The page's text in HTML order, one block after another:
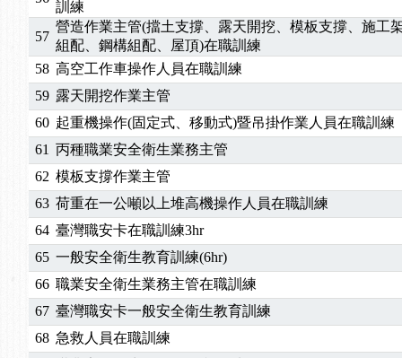
訓練
57
營造作業主管(擋土支撐、露天開挖、模板支撐、施工
組配、鋼構組配、屋頂)在職訓練
58 高空工作車操作人員在職訓練
59 露天開挖作業主管
60 起重機操作(固定式、移動式)暨吊掛作業人員在職訓練
61 丙種職業安全衛生業務主管
62 模板支撐作業主管
63 荷重在一公噸以上堆高機操作人員在職訓練
64 臺灣職安卡在職訓練3hr
65 一般安全衛生教育訓練(6hr)
66 職業安全衛生業務主管在職訓練
67 臺灣職安卡一般安全衛生教育訓練
68 急救人員在職訓練